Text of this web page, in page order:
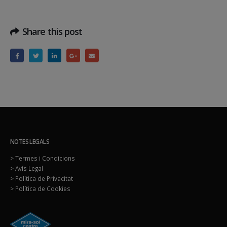
Share this post
NOTES LEGALS
> Termes i Condicions
> Avís Legal
> Política de Privacitat
> Política de Cookies